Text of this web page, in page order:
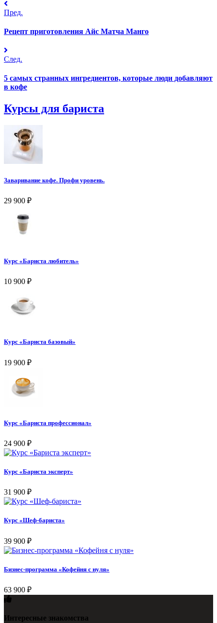
Пред.
Рецепт приготовления Айс Матча Манго
След.
5 самых странных ингредиентов, которые люди добавляют
в кофе
Курсы для бариста
Заваривание кофе. Профи уровень.
29 900 ₽
Курс «Бариста любитель»
10 900 ₽
Курс «Бариста базовый»
19 900 ₽
Курс «Бариста профессионал»
24 900 ₽
Курс «Бариста эксперт»
31 900 ₽
Курс «Шеф-бариста»
39 900 ₽
Бизнес-программа «Кофейня с нуля»
63 900 ₽
Интересные знакомства